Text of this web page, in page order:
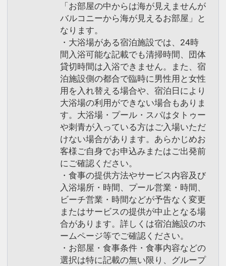
「お部屋の中からは海が見えませんが
バルコニーから海が見えるお部屋」と
なります。
・大浴場がある宿泊施設では、24時
間入浴可能な記載でも清掃時間、団体
貸切時間は入浴できません。また、宿
泊施設側の都合で臨時に男性用と女性
用を入れ替える場合や、宿泊日により
大浴場の利用ができない場合もありま
す。大浴場・プール・スパはタトゥー
や刺青が入っている方はご入場いただ
けない場合があります。あらかじめお
客様ご自身でお申込みまたはご出発前
にご確認ください。
・食事の提供方法やサービス内容及び
入浴場所・時間、プール営業・時間、
ビーチ営業・時間などが予告なく変更
またはサービスの提供が中止となる場
合があります。詳しくは宿泊施設のホ
ームページ等でご確認ください。
・お部屋・食事条件・食事内容などの
選択は特に記載の無い限り、グループ